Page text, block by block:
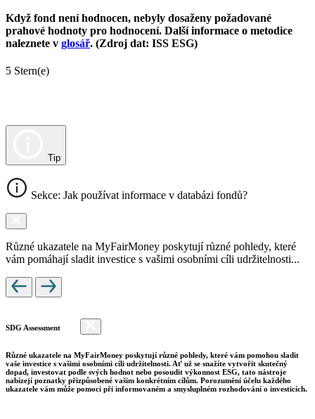
Když fond není hodnocen, nebyly dosaženy požadované
prahové hodnoty pro hodnocení. Další informace o metodice
naleznete v glosář. (Zdroj dat: ISS ESG)
5 Stern(e)
Tip
Sekce: Jak používat informace v databázi fondů?
Různé ukazatele na MyFairMoney poskytují různé pohledy, které
vám pomáhají sladit investice s vašimi osobními cíli udržitelnosti...
SDG Assessment
Různé ukazatele na MyFairMoney poskytují různé pohledy, které vám pomohou sladit
vaše investice s vašimi osobními cíli udržitelnosti. Ať už se snažíte vytvořit skutečný
dopad, investovat podle svých hodnot nebo posoudit výkonnost ESG, tato nástroje
nabízejí poznatky přizpůsobené vašim konkrétním cílům. Porozumění účelu každého
ukazatele vám může pomoci při informovaném a smysluplném rozhodování o investicích.